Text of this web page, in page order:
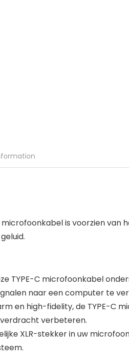
microfoonkabel is voorzien
TYPE-C microfoonkabel
naar een computer te
en high-fidelity, de TYPE-
verbeteren.
XLR-stekker in uw